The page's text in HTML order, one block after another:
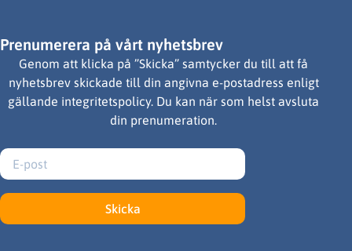
Prenumerera på vårt nyhetsbrev
Genom att klicka på ”Skicka” samtycker du till att få
nyhetsbrev skickade till din angivna e-postadress enligt
gällande integritetspolicy. Du kan när som helst avsluta
din prenumeration.
Skicka